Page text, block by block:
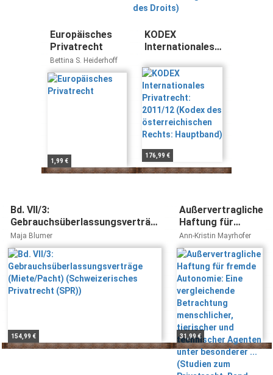
Europäisches
Privatrecht
Bettina S. Heiderhoff
1,99 €
KODEX
Internationales
2011/12 (Kodex
des
österreichischen
Rechts:
Hauptband)
176,99 €
Bd. VII/3:
Gebrauchsüberlassungsverträge
(Miete/Pacht) (Schweizerisches
Privatrecht (SPR))
Maja Blumer
154,99 €
Außervertragliche
Haftung für
fremde
Autonomie: Eine
vergleichende
Betrachtung
menschlicher,
tierischer und
technischer
Agenten unter
besonderer ...
(Studien zum
Privatrecht, Band
114)
Ann-Kristin Mayrhofer
31,99 €